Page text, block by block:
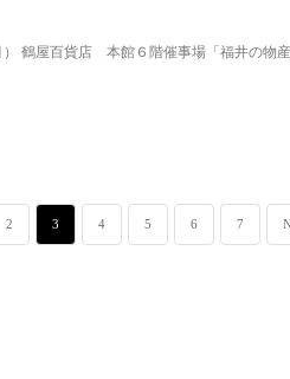
鶴屋百貨店 本館６階催事場「福井の物
2 3 4 5 6 7